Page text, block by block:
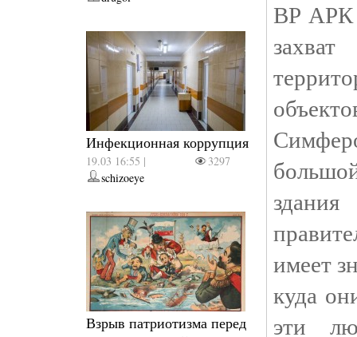
Инфекционная коррупция
19.03 16:55 |
3297
schizoeye
Взрыв патриотизма перед
ВР АРК
имеет
куда
эти